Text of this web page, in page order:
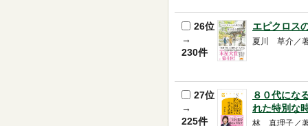
26位
→
230件
エピクロス
夏川 草介／
27位
→
225件
８０代にな
れた特別な
林 真理子／